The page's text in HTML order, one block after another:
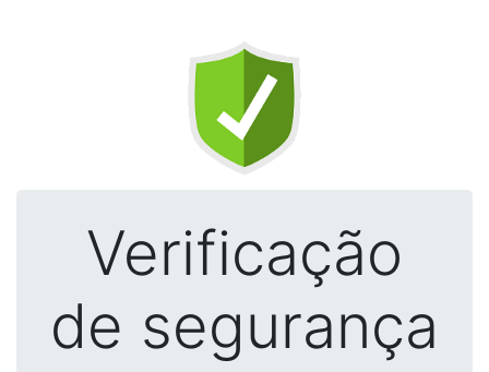
Verificação
de segurança